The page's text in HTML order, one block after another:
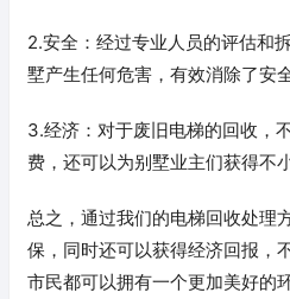
2.安全：经过专业人员的评估和
墅产生任何危害，有效消除了安全
3.经济：对于废旧电梯的回收，
费，还可以为别墅业主们获得不
总之，通过我们的电梯回收处理
保，同时还可以获得经济回报，
市民都可以拥有一个更加美好的环